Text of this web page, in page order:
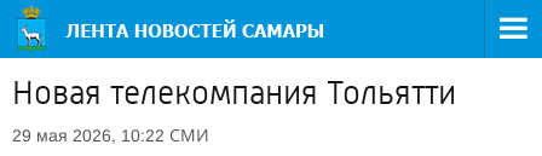
Новая телекомпания Тольятти
29 мая 2026, 10:22 СМИ